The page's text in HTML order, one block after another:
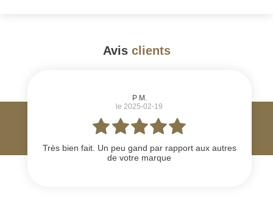
Avis clients
P M.
le 2025-02-19
Très bien fait. Un peu gand par rapport aux autres
de votre marque